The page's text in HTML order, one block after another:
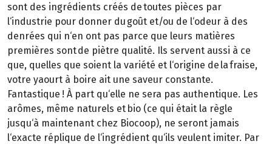
sont des ingrédients créés de toutes pièces par
l‘industrie pour donner du goût et/ou de l‘odeur à des
denrées qui n‘en ont pas parce que leurs matières
premières sont de piètre qualité. Ils servent aussi à ce
que, quelles que soient la variété et l‘origine de la fraise,
votre yaourt à boire ait une saveur constante.
Fantastique ! À part qu‘elle ne sera pas authentique. Les
arômes, même naturels et bio (ce qui était la règle
jusqu‘à maintenant chez Biocoop), ne seront jamais
l‘exacte réplique de l‘ingrédient qu‘ils veulent imiter. Par